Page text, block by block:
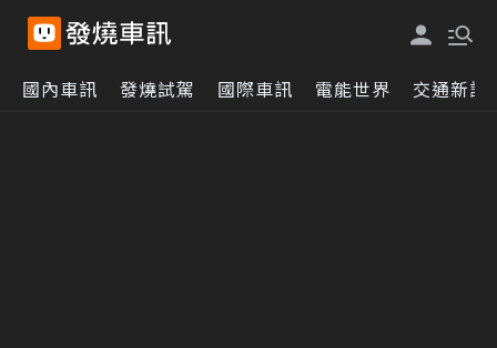
國內車訊 發燒試駕 國際車訊 電能世界 交通新訊